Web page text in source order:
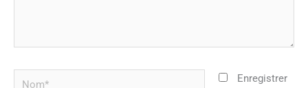
Nom*
Enregistrer